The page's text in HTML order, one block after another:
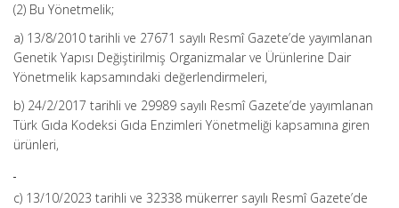
(2) Bu Yönetmelik;
a) 13/8/2010 tarihli ve 27671 sayılı Resmî Gazete’de yayımlanan
Genetik Yapısı Değiştirilmiş Organizmalar ve Ürünlerine Dair
Yönetmelik kapsamındaki değerlendirmeleri,
b) 24/2/2017 tarihli ve 29989 sayılı Resmî Gazete’de yayımlanan
Türk Gıda Kodeksi Gıda Enzimleri Yönetmeliği kapsamına giren
ürünleri,
c) 13/10/2023 tarihli ve 32338 mükerrer sayılı Resmî Gazete’de